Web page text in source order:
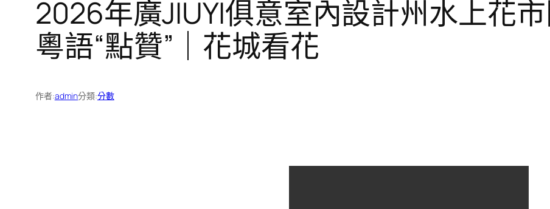
2026年廣JIUYI俱意室內設計州水上花
粵語“點贊”｜花城看花
作者:admin分類:分數